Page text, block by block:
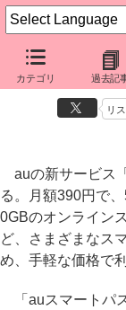
カテゴリ 過去記
キーパーソン・インタ
月390円で使い放題
リ
auの新サービス
る。月額390円で
0GBのオンライン
ど、さまざまなス
め、手軽な価格で
「auスマートパ